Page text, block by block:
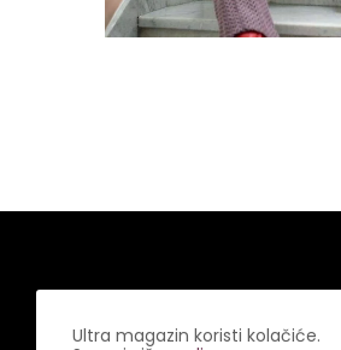
Ultra magazin koristi kolačiće.